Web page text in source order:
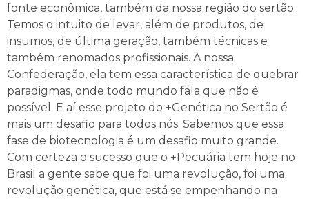
fonte econômica, também da nossa região do sertão.
Temos o intuito de levar, além de produtos, de
insumos, de última geração, também técnicas e
também renomados profissionais. A nossa
Confederação, ela tem essa característica de quebrar
paradigmas, onde todo mundo fala que não é
possível. E aí esse projeto do +Genética no Sertão é
mais um desafio para todos nós. Sabemos que essa
fase de biotecnologia é um desafio muito grande.
Com certeza o sucesso que o +Pecuária tem hoje no
Brasil a gente sabe que foi uma revolução, foi uma
revolução genética, que está se empenhando na